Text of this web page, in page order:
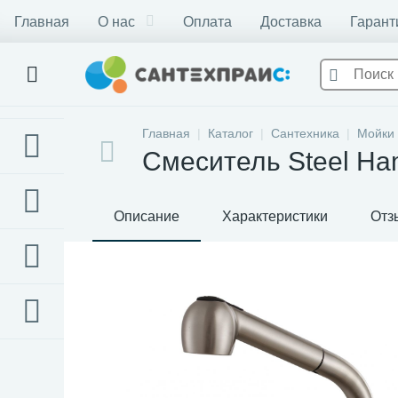
Главная О нас Оплата Доставка
Главная Каталог Сантехника Мойки
Смеситель Steel
Описание Характеристики